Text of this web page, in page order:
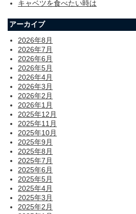
キャベツを食べたい時は
アーカイブ
2026年8月
2026年7月
2026年6月
2026年5月
2026年4月
2026年3月
2026年2月
2026年1月
2025年12月
2025年11月
2025年10月
2025年9月
2025年8月
2025年7月
2025年6月
2025年5月
2025年4月
2025年3月
2025年2月